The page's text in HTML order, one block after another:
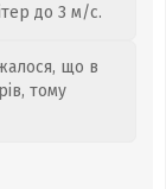
до 3 м/с.
що в
тому